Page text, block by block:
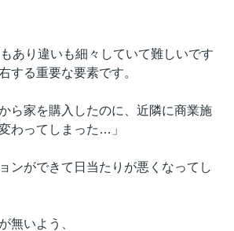
あり違いも細々していて難しいです
する重要な要素です。
ら家を購入したのに、近隣に商業施
わってしまった…」
ンができて日当たりが悪くなってし
無いよう、